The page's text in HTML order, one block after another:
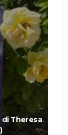
di Theresa